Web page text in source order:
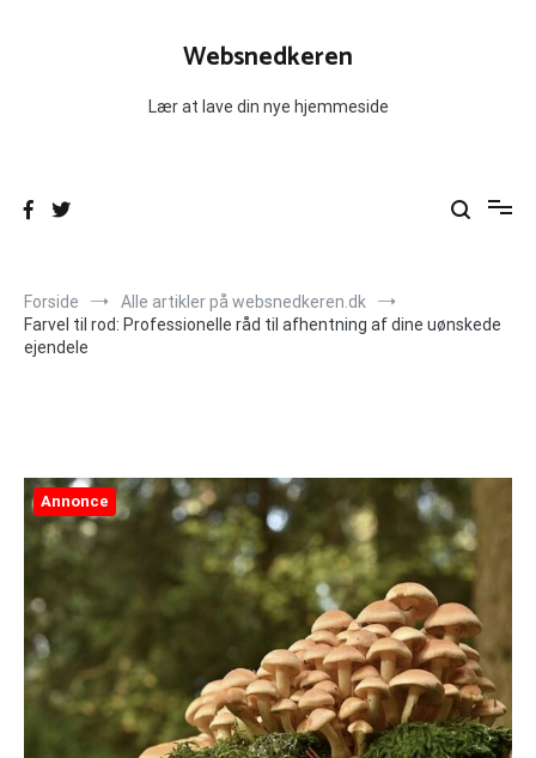
Websnedkeren
Lær at lave din nye hjemmeside
Forside
Alle artikler på websnedkeren.dk
Farvel til rod: Professionelle råd til afhentning af dine uønskede
ejendele
Annonce